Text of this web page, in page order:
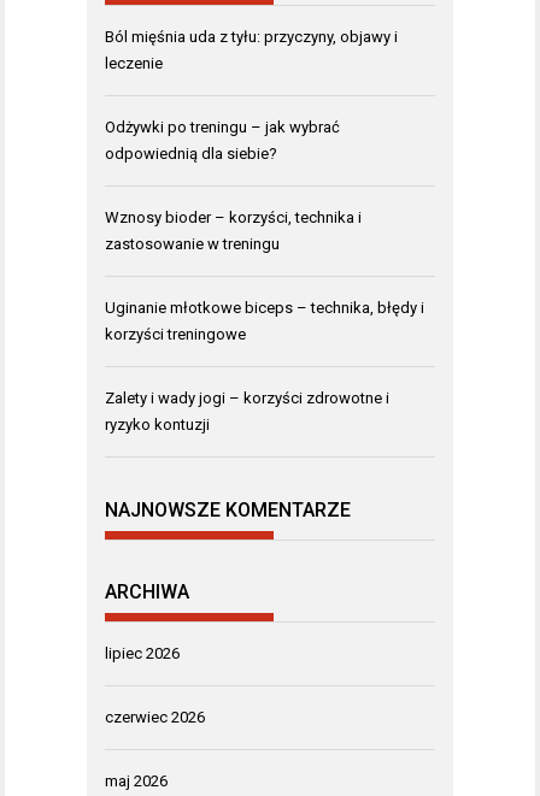
Ból mięśnia uda z tyłu: przyczyny, objawy i
leczenie
Odżywki po treningu – jak wybrać
odpowiednią dla siebie?
Wznosy bioder – korzyści, technika i
zastosowanie w treningu
Uginanie młotkowe biceps – technika, błędy i
korzyści treningowe
Zalety i wady jogi – korzyści zdrowotne i
ryzyko kontuzji
NAJNOWSZE KOMENTARZE
ARCHIWA
lipiec 2026
czerwiec 2026
maj 2026